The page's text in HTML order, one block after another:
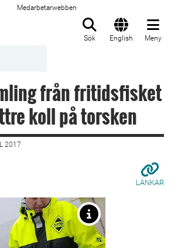
Medarbetarwebben
Sök English Meny
från fritidsfisket
koll på torsken
2017
LÄNKAR